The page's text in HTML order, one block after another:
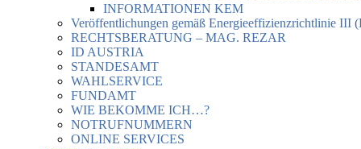
INFORMATIONEN KEM
Veröffentlichungen gemäß Energieeffizienzrichtlinie III
RECHTSBERATUNG – MAG. REZAR
ID AUSTRIA
STANDESAMT
WAHLSERVICE
FUNDAMT
WIE BEKOMME ICH…?
NOTRUFNUMMERN
ONLINE SERVICES